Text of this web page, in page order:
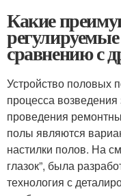
Какие
сравнению с
Устройство половых
процесса возведения
проведения
полы являются
настилки полов. На
глазок”, была
технология с